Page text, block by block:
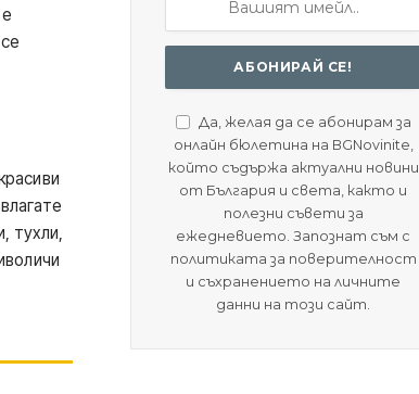
тухли,
Да, желая да се абонирам за
онлайн бюлетина на BGNovinite,
който съдържа актуални новини
от България и света, както и
полезни съвети за
ежедневието. Запознат съм с
политиката за поверителност
и съхранението на личните
данни на този сайт.